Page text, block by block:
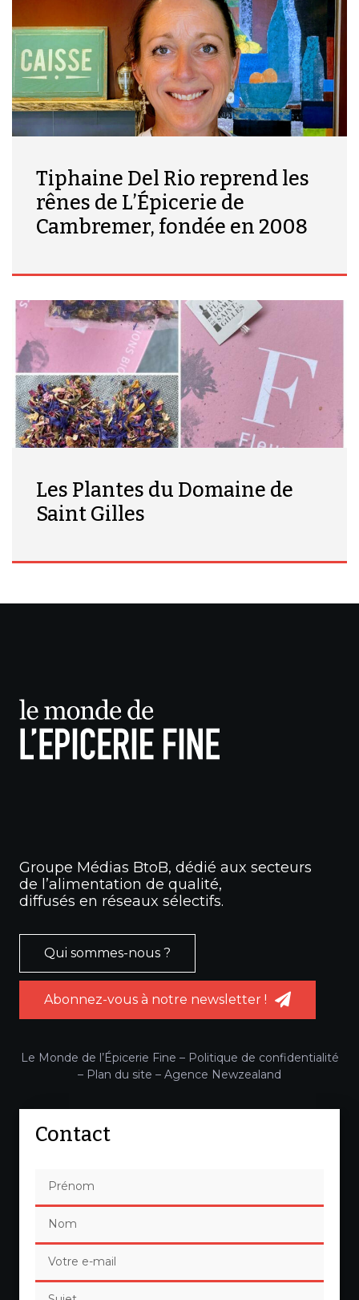
Tiphaine Del Rio reprend les
rênes de L’Épicerie de
Cambremer, fondée en 2008
Les Plantes du Domaine de
Saint Gilles
Groupe Médias BtoB, dédié aux secteurs
de l’alimentation de qualité,
diffusés en réseaux sélectifs.
Qui sommes-nous ?
Abonnez-vous à notre newsletter !
Le Monde de l’Épicerie Fine – Politique de confidentialité
– Plan du site – Agence Newzealand
Contact